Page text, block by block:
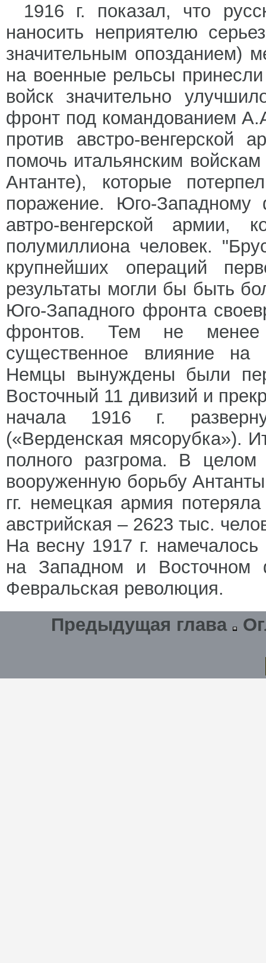
1916 г. показал, что
наносить неприятелю
значительным опозданием)
на военные рельсы
войск значительно
фронт под командованием
против австро-
помочь итальянским
Антанте), которые
поражение. Юго-Западному
автро-венгерской армии,
полумиллиона человек.
крупнейших операций
результаты могли бы быть
Юго-Западного фронта
фронтов. Тем не менее
существенное влияние на
Немцы вынуждены были
Восточный 11 дивизий и
начала 1916 г.
(«Верденская мясорубка»).
полного разгрома. В
вооруженную борьбу
гг. немецкая армия
австрийская – 2623 тыс.
На весну 1917 г.
на Западном и Восточном
Февральская революция.
Предыдущая глава